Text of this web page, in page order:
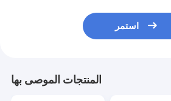
استمر
المنتجات الموصى بها